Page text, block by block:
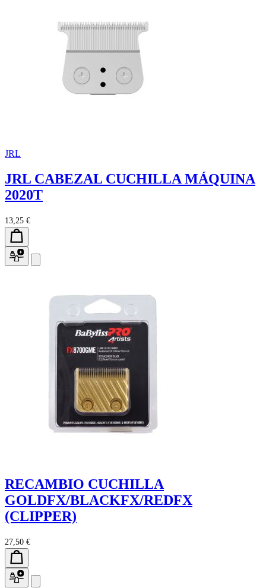
JRL
JRL CABEZAL CUCHILLA MÁQUINA
2020T
13,25 €
RECAMBIO CUCHILLA
GOLDFX/BLACKFX/REDFX
(CLIPPER)
27,50 €